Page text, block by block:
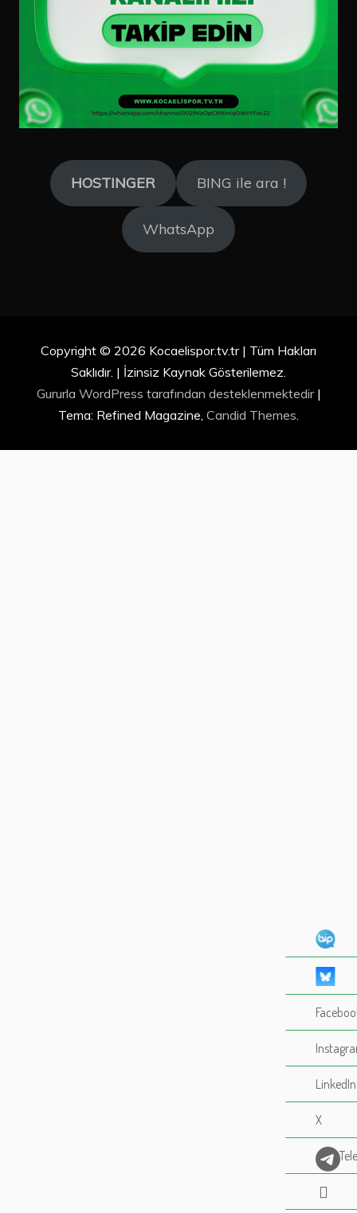
HOSTINGER BING ile ara !
WhatsApp
Copyright © 2026 Kocaelispor.tv.tr | Tüm Hakları
Saklıdır. | İzinsiz Kaynak Gösterilemez.
Gururla WordPress tarafından desteklenmektedir |
Tema: Refined Magazine, Candid Themes
LinkedIn
X